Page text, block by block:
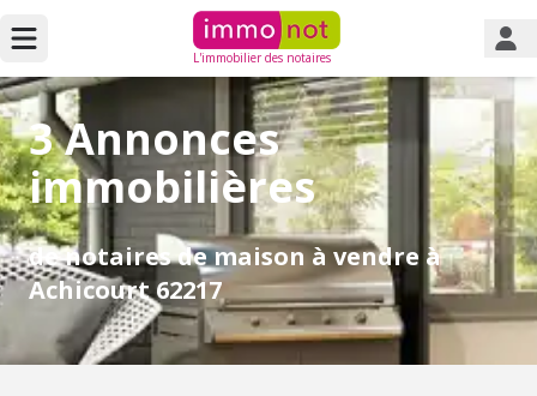
L'immobilier des notaires
3 Annonces
immobilières
de notaires de maison à vendre à
Achicourt 62217